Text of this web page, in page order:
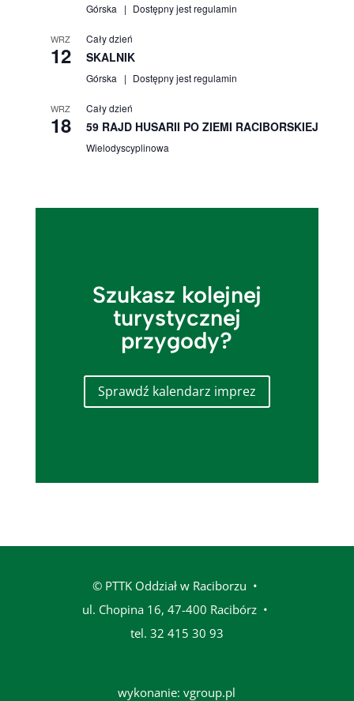
Górska Dostępny jest regulamin
WRZ
12
Cały dzień
SKALNIK
Górska Dostępny jest regulamin
WRZ
18
Cały dzień
59 RAJD HUSARII PO ZIEMI RACIBORSKIEJ
Wielodyscyplinowa
Szukasz kolejnej
turystycznej
przygody?
Sprawdź kalendarz imprez
© PTTK Oddział w Raciborzu •
ul. Chopina 16, 47-400 Racibórz •
tel. 32 415 30 93
wykonanie:vgroup.pl